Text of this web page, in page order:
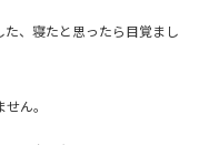
、寝たと思ったら目覚まし
ん。